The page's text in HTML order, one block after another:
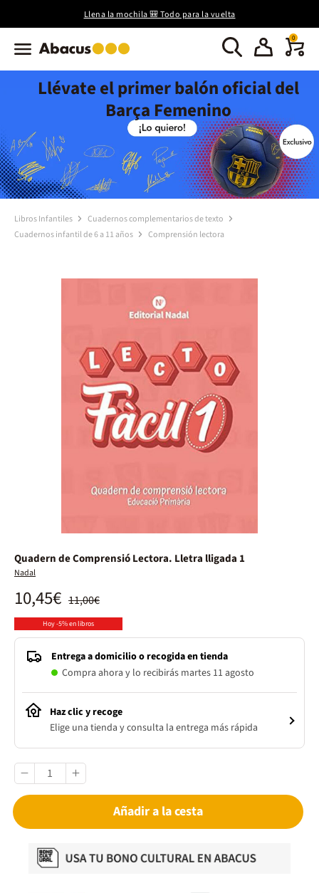
Llena la mochila 🎒 Todo para la vuelta
0
Llévate el primer balón oficial del
Barça Femenino
Libros Infantiles
Cuadernos complementarios de texto
Cuadernos infantil de 6 a 11 años
Comprensión lectora
Quadern de Comprensió Lectora. Lletra lligada 1
Nadal
11,00€
10,45€
Hoy -5% en libros
Entrega a domicilio o recogida en tienda
Compra ahora y lo recibirás martes 11 agosto
Haz clic y recoge
Elige una tienda y consulta la entrega más rápida
Añadir a la cesta